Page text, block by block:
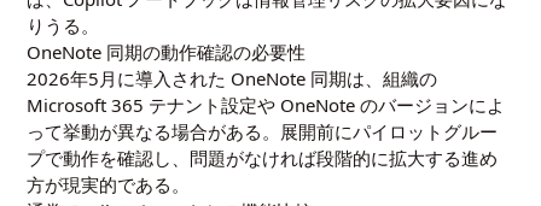
りうる。
OneNote 同期の動作確認の必要性
2026年5月に導入された OneNote 同期は、組織の
Microsoft 365 テナント設定や OneNote のバージョンによ
って挙動が異なる場合がある。展開前にパイロットグルー
プで動作を確認し、問題がなければ段階的に拡大する進め
方が現実的である。